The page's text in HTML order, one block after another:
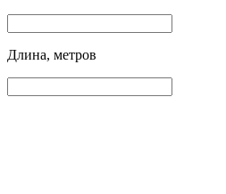
Длина, метров